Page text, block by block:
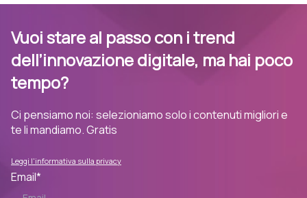
Vuoi stare al passo con i trend
dell’innovazione digitale, ma hai poco
tempo?
Ci pensiamo noi: selezioniamo solo i contenuti migliori e
te li mandiamo. Gratis
Leggi l'informativa sulla privacy
Email*